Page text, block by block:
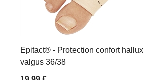
Epitact® - Protection confort hallux
valgus 36/38